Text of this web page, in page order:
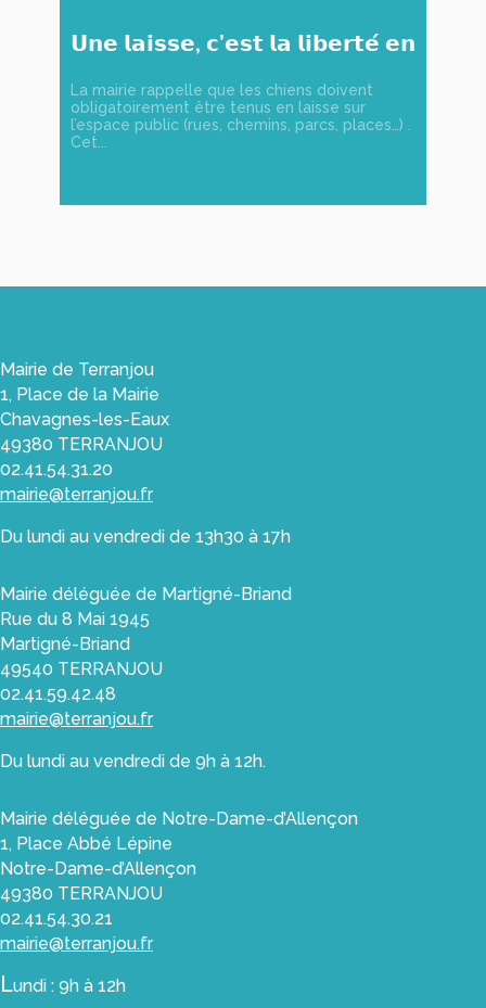
𝗨𝗻𝗲 𝗹𝗮𝗶𝘀𝘀𝗲, 𝗰’𝗲𝘀𝘁 𝗹𝗮 𝗹𝗶𝗯𝗲𝗿𝘁𝗲́ 𝗲𝗻
La mairie rappelle que les chiens doivent
obligatoirement être tenus en laisse sur
l’espace public (rues, chemins, parcs, places…) .
Cet...
Mairie de Terranjou
1, Place de la Mairie
Chavagnes-les-Eaux
49380 TERRANJOU
02.41.54.31.20
mairie@terranjou.fr
Du lundi au vendredi de 13h30 à 17h
Mairie déléguée de Martigné-Briand
Rue du 8 Mai 1945
Martigné-Briand
49540 TERRANJOU
02.41.59.42.48
mairie@terranjou.fr
Du lundi au vendredi de 9h à 12h.
Mairie déléguée de Notre-Dame-d’Allençon
1, Place Abbé Lépine
Notre-Dame-d’Allençon
49380 TERRANJOU
02.41.54.30.21
mairie@terranjou.fr
Lundi : 9h à 12h